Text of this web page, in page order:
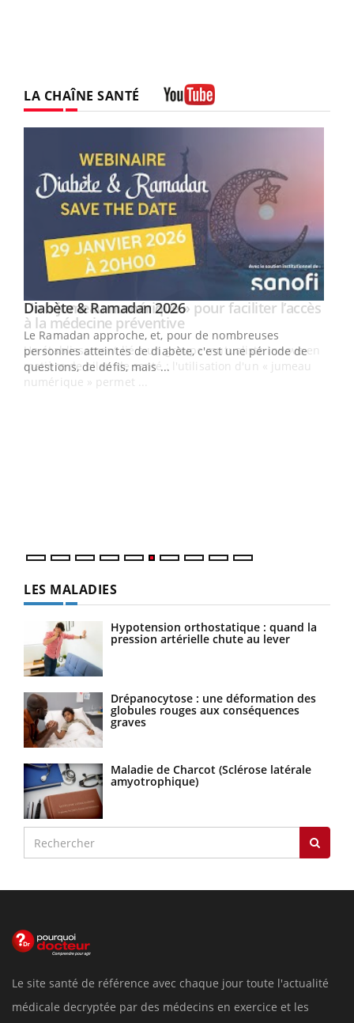
LA CHAÎNE SANTÉ
Youtube
Diabète & Ramadan 2026Youtube
Le Ramadan approche, et, pour de nombreuses
personnes atteintes de diabète, c'est une période de
questions, de défis, mais ...
Youtube
Un « jumeau numérique » pour faciliter l’accès
à la médecine préventiveYoutube
Un établissement lié à un groupe mutualiste innove en
matière de bilan de santé : l'utilisation d'un « jumeau
numérique » permet ...
LES MALADIES
Hypotension orthostatique : quand la
pression artérielle chute au lever
Drépanocytose : une déformation des
globules rouges aux conséquences
graves
Maladie de Charcot (Sclérose latérale
amyotrophique)
Le site santé de référence avec chaque jour toute l'actualité
médicale decryptée par des médecins en exercice et les